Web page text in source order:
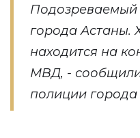
города Астаны.
находится на
МВД, -
полиции города